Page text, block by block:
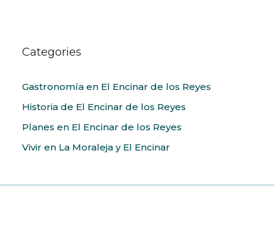
Categories
Gastronomía en El Encinar de los Reyes
Historia de El Encinar de los Reyes
Planes en El Encinar de los Reyes
Vivir en La Moraleja y El Encinar